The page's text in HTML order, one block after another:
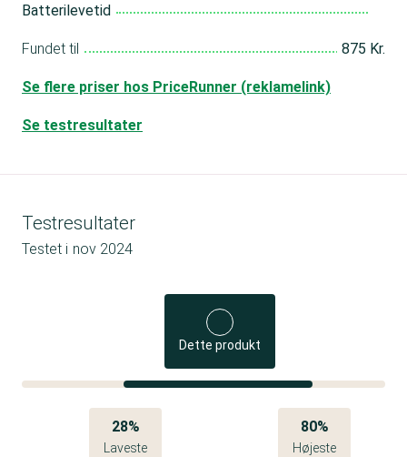
Batterilevetid
Fundet til 875 Kr.
Se flere priser hos PriceRunner (reklamelink)
Se testresultater
Testresultater
Testet i nov 2024
Dette produkt
28%
Laveste
80%
Højeste